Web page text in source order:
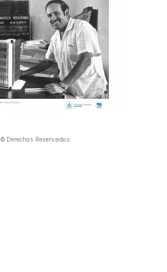
© Derechos Reservados